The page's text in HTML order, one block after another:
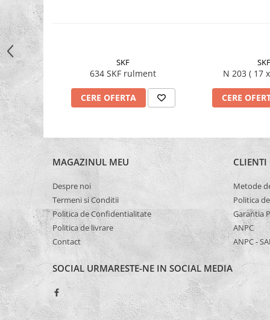
Capete De Slefuit
Discuri
Perii
Pietre
Adezivi
Aditivi
Burghie
Burghie Beton
Burghie Coada Conica
Burghie Coada Redusa
Burghie Cobalt
Burghie In Trepte
Burghie Lemn
Burghie lungi si extra lungi
Burghie Metal HSS
Burghie Stanga
Carote
Ciocane
SKF
634 SKF rulment
CERE OFERTA
SKF
N 203
CERE
MAGAZINUL MEU
Despre noi
Termeni si Conditii
Politica de Confidentialitate
Politica de livrare
Contact
CLIENTI
Metode
Politica
Garantia
ANPC
ANPC -
SOCIAL URMARESTE-NE IN SOCIAL MEDIA